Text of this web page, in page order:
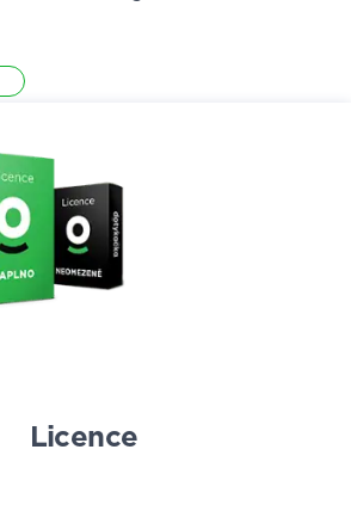
Licence